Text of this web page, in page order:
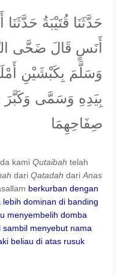
حَدَّثَنَا قُتَيْبَةُ
أَنَسٍ قَالَ ضَحَّى
وَسَلَّمَ بِكَبْشَيْنِ
بِيَدِهِ وَسَمَّى
صِفَاحِهِمَا
kami Qutaibah telah
dari Qatadah dari Anas
berkurban dengan
dominan di banding
menyembelih domba
menyebut nama
beliau di atas rusuk